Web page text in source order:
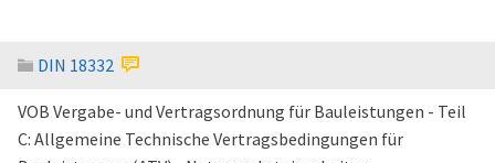
DIN 18332
VOB Vergabe- und Vertragsordnung für Bauleistungen - Teil
C: Allgemeine Technische Vertragsbedingungen für